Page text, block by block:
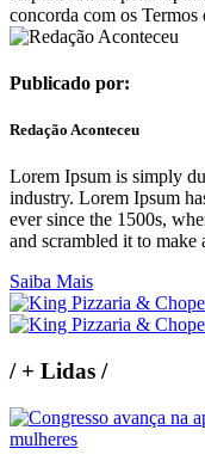
concorda com os Termos
Publicado por:
Redação Aconteceu
Lorem Ipsum is simply
industry. Lorem Ipsum
ever since the 1500s,
and scrambled it to make
Saiba Mais
/+ Lidas /